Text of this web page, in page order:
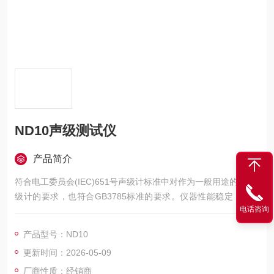
ND10声级测试仪
产品简介
符合电工委员会(IEC)651号声级计标准中对作为一般用途的Ⅱ型声
级计的要求，也符合GB3785标准的要求。仪器性能稳定，使用
简单，价格低廉，携带方便。
产品型号：ND10
更新时间：2026-05-09
厂商性质：经销商
电话咨询